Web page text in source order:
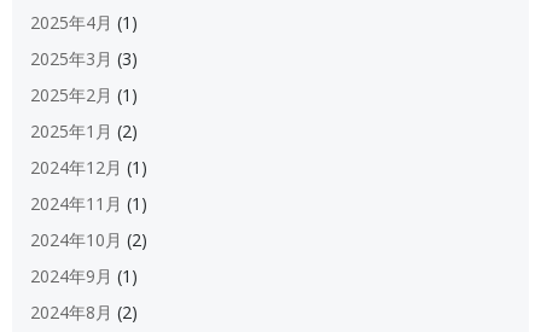
2025年4月 (1)
2025年3月 (3)
2025年2月 (1)
2025年1月 (2)
2024年12月 (1)
2024年11月 (1)
2024年10月 (2)
2024年9月 (1)
2024年8月 (2)